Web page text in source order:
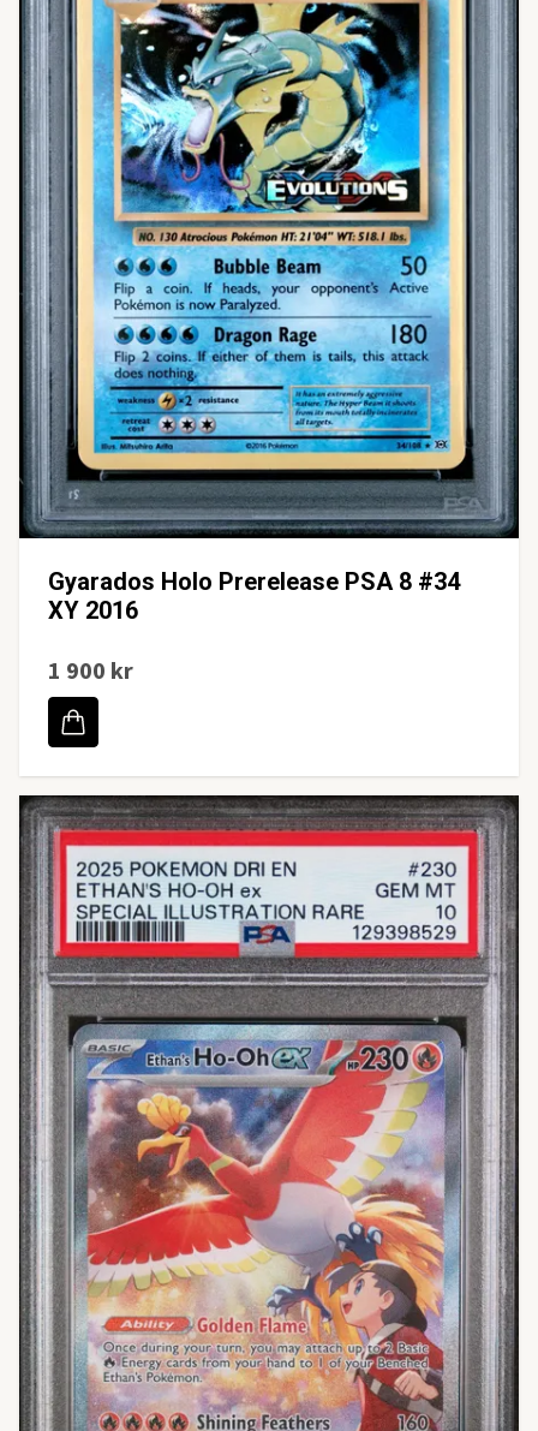
Gyarados Holo Prerelease PSA 8 #34
XY 2016
1 900 kr